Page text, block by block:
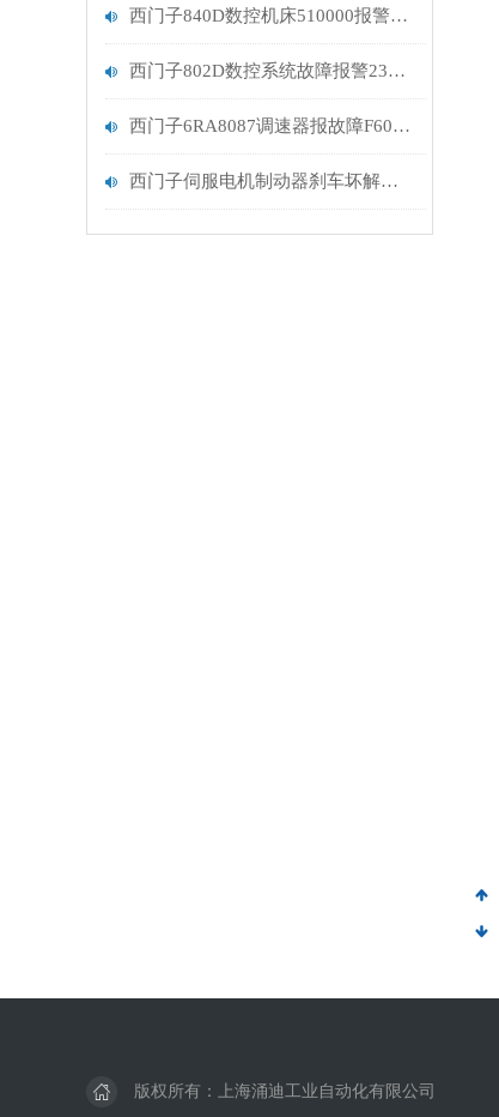
西门子840D数控机床510000报警611D未准备好排查
西门子802D数控系统故障报警231100修复解决
西门子6RA8087调速器报故障F60068处理维修
西门子伺服电机制动器刹车坏解决维修
版权所有：上海涌迪工业自动化有限公司